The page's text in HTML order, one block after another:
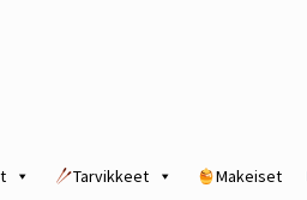
Tarvikkeet Makeiset